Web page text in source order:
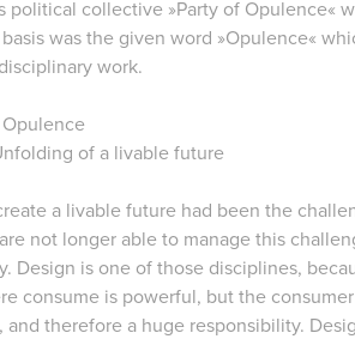
political collective »Party of Opulence«
was the given word »Opulence«
work.
of a livable future
a livable future had been the
not longer able to manage this
Design is one of those disciplines,
consume is powerful, but the
and therefore a huge responsibility.